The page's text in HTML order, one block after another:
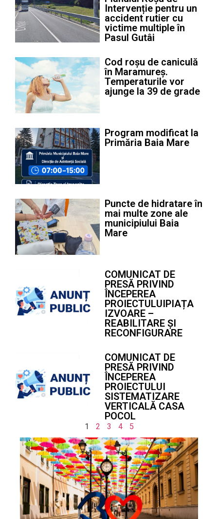
Intervenție pentru un
accident rutier cu
victime multiple în
Pasul Gutâi
Cod roșu de caniculă
în Maramureș.
Temperaturile vor
ajunge la 39 de grade
Program modificat la
Primăria Baia Mare
Puncte de hidratare în
mai multe zone ale
municipiului Baia
Mare
COMUNICAT DE
PRESĂ PRIVIND
ÎNCEPEREA
PROIECTULUIPIAȚA
IZVOARE –
REABILITARE ȘI
RECONFIGURARE
COMUNICAT DE
PRESĂ PRIVIND
ÎNCEPEREA
PROIECTULUI
SISTEMATIZARE
VERTICALĂ CASA
POCOL
1 2 3 4 5